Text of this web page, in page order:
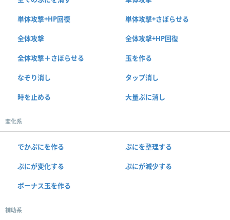
単体攻撃+HP回復 単体攻撃+さぼらせる
全体攻撃 全体攻撃+HP回復
全体攻撃＋さぼらせる 玉を作る
なぞり消し タップ消し
時を止める 大量ぷに消し
変化系
でかぷにを作る ぷにを整理する
ぷにが変化する ぷにが減少する
ボーナス玉を作る
補助系